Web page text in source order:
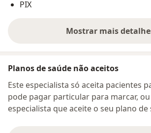
PIX
Mostrar maissobre o
Planos de saúde não aceitos
Este especialista só aceita pacientes
pode pagar particular para marcar,
especialista que aceite o seu plano de